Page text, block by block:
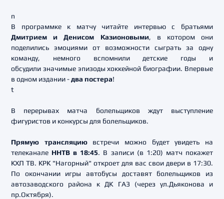
n
В программке к матчу читайте интервью с братьями
Дмитрием и Денисом Казионовыми, в котором они
поделились эмоциями от возможности сыграть за одну
команду, немного вспомнили детские годы и
обсудили значимые эпизоды хоккейной биографии. Впервые
в одном издании -два постера!
t
В перерывах матча болельщиков ждут выступление
фигуристов и конкурсы для болельщиков.
Прямую трансляциювстречи можно будет увидеть на
телеканале ННТВ в 18:45. В записи (в 1:20) матч покажет
КХЛ ТВ. КРК "Нагорный" откроет для вас свои двери в 17:30.
По окончании игры автобусы доставят болельщиков из
автозаводского района к ДК ГАЗ (через ул.Дьяконова и
пр.Октября).